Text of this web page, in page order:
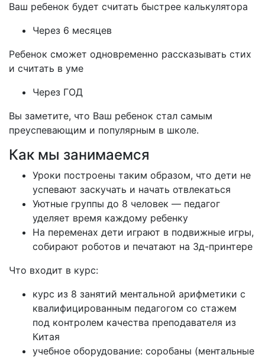
Ваш ребенок будет считать быстрее калькулятора
Через 6 месяцев
Ребенок сможет одновременно рассказывать стих
и считать в уме
Через ГОД
Вы заметите, что Ваш ребенок стал самым
преуспевающим и популярным в школе.
Как мы занимаемся
Уроки построены таким образом, что дети не
успевают заскучать и начать отвлекаться
Уютные группы до 8 человек — педагог
уделяет время каждому ребенку
На переменах дети играют в подвижные игры,
собирают роботов и печатают на 3д-принтере
Что входит в курс:
курс из 8 занятий ментальной арифметики с
квалифицированным педагогом со стажем
под контролем качества преподавателя из
Китая
учебное оборудование: соробаны (ментальные